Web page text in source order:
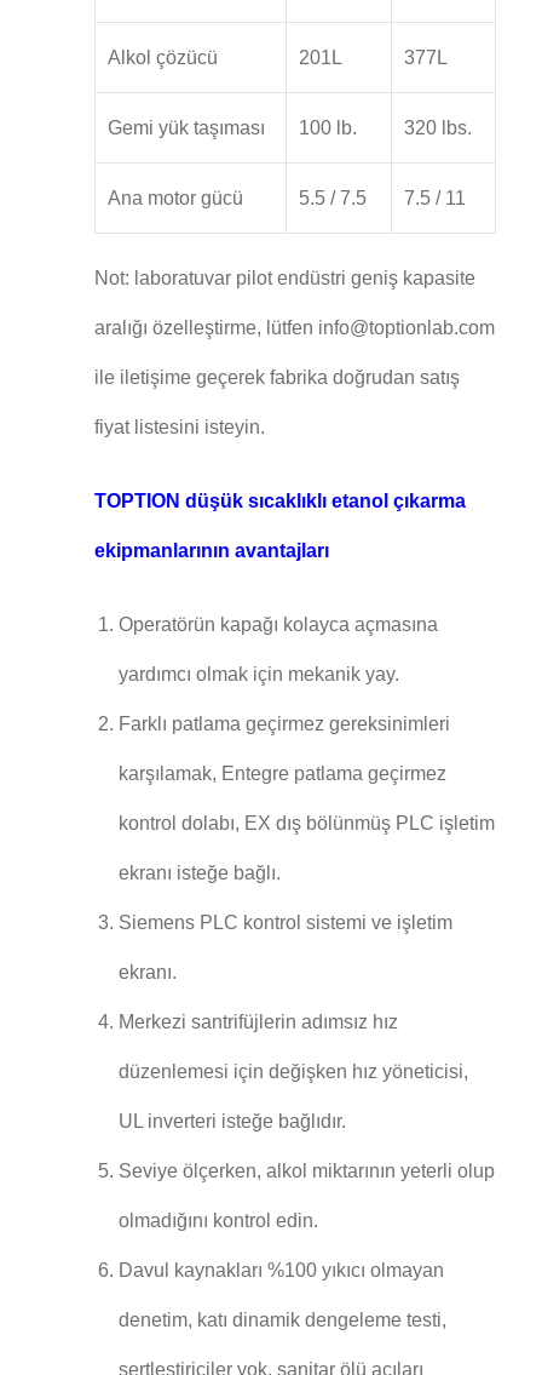
Alkol çözücü 201L 377L
Gemi yük taşıması 100 lb. 320 lbs.
Ana motor gücü 5.5 / 7.5 7.5 / 11
Not: laboratuvar pilot endüstri geniş kapasite
aralığı özelleştirme, lütfen info@toptionlab.com
ile iletişime geçerek fabrika doğrudan satış
fiyat listesini isteyin.
TOPTION düşük sıcaklıklı etanol çıkarma
ekipmanlarının avantajları
Operatörün kapağı kolayca açmasına
yardımcı olmak için mekanik yay.
Farklı patlama geçirmez gereksinimleri
karşılamak, Entegre patlama geçirmez
kontrol dolabı, EX dış bölünmüş PLC işletim
ekranı isteğe bağlı.
Siemens PLC kontrol sistemi ve işletim
ekranı.
Merkezi santrifüjlerin adımsız hız
düzenlemesi için değişken hız yöneticisi,
UL inverteri isteğe bağlıdır.
Seviye ölçerken, alkol miktarının yeterli olup
olmadığını kontrol edin.
Davul kaynakları %100 yıkıcı olmayan
denetim, katı dinamik dengeleme testi,
sertleştiriciler yok, sanitar ölü açıları